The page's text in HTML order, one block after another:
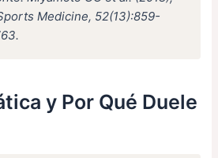
Medicine, 52(13):859-
y Por Qué Duele